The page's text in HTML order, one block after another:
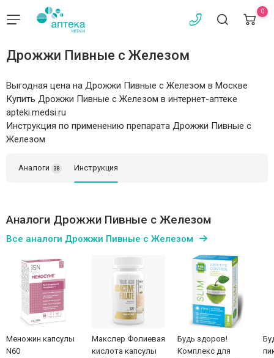
0
Дрожжи Пивные c Железом
Выгодная цена на Дрожжи Пивные c Железом в Москве
Купить Дрожжи Пивные c Железом в интернет-аптеке
apteki.medsi.ru
Инструкция по применению препарата Дрожжи Пивные c
Железом
Аналоги 38 Инструкция
Аналоги Дрожжи Пивные c Железом
Все аналоги Дрожжи Пивные c Железом
Меножин капсулы
N60
Макслер Фолиевая
кислота капсулы
Будь здоров!
Комплекс для